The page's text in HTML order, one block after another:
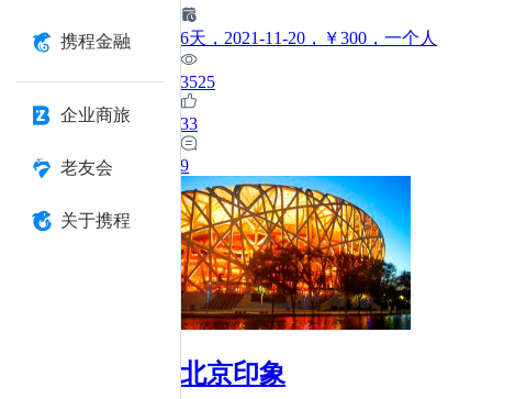
携程金融
企业商旅
老友会
关于携程
6天 ，2021-11-20 ，￥300 ，一个人
3525
33
9
北京印象